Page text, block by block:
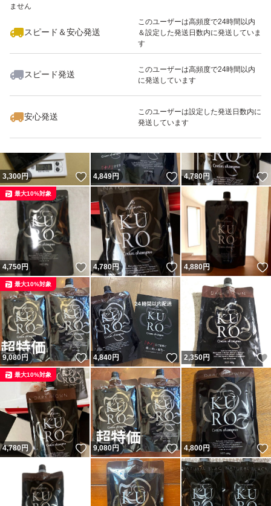
ません
スピード＆安心発送
このユーザーは高頻度で24時間以内
＆設定した発送日数内に発送していま
す
スピード発送
このユーザーは高頻度で24時間以内
に発送しています
安心発送
このユーザーは設定した発送日数内に
発送しています
いいね！
4,740
3,300円 いいね！
4,849円 いいね！
4,780円
4,750円 いいね！
最大10%対象
4,780円 いいね！
4,880円
9,080円 いいね！
最大10%対象
4,840円 いいね！
2,350円
4,780円 いいね！
最大10%対象
9,080円 いいね！
4,800円